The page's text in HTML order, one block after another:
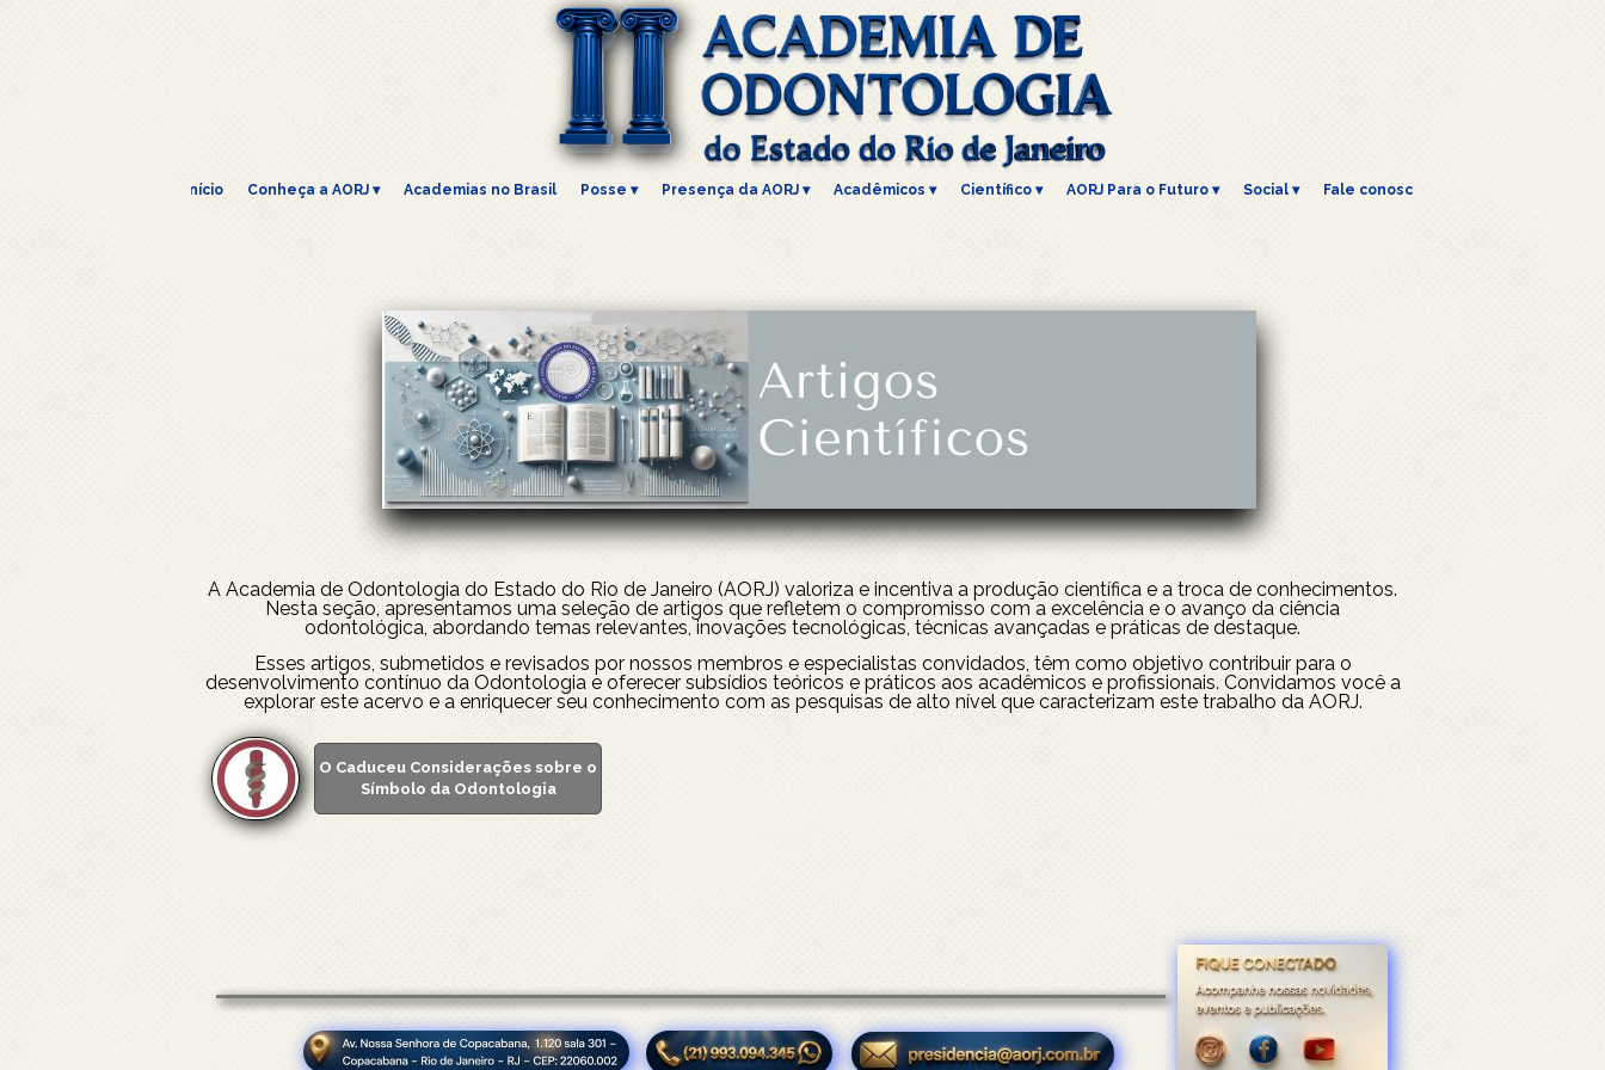
Início Conheça a AORJ ▾ Academias no Brasil Posse ▾ Presença da AORJ ▾ Acadêmicos ▾ Científico ▾ AORJ Para o Futuro ▾ Social ▾ Fale conosco
O Caduceu Considerações sobre o
Símbolo da Odontologia
A Academia de Odontologia do Estado do Rio de Janeiro (AORJ) valoriza e incentiva a produção científica e a troca de conhecimentos.
Nesta seção, apresentamos uma seleção de artigos que refletem o compromisso com a excelência e o avanço da ciência
odontológica, abordando temas relevantes, inovações tecnológicas, técnicas avançadas e práticas de destaque.
Esses artigos, submetidos e revisados por nossos membros e especialistas convidados, têm como objetivo contribuir para o
desenvolvimento contínuo da Odontologia e oferecer subsídios teóricos e práticos aos acadêmicos e profissionais. Convidamos você a
explorar este acervo e a enriquecer seu conhecimento com as pesquisas de alto nível que caracterizam este trabalho da AORJ.